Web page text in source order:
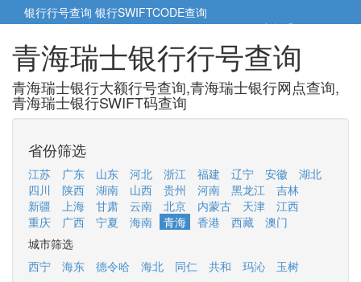
银行行号查询 银行SWIFTCODE查询
5cm小帮手5cm.cn
青海瑞士银行行号查询
青海瑞士银行大额行号查询,青海瑞士银行网点查询,
青海瑞士银行SWIFT码查询
省份筛选
江苏 广东 山东 河北 浙江 福建 辽宁 安徽
湖北
四川
陕西 湖南 山西 贵州 河南 黑龙江
吉林
新疆
上海 甘肃 云南 北京 内蒙古 天津
江西
重庆
广西 宁夏 海南 青海 香港 西藏
澳门
城市筛选
西宁
海东 德令哈 海北 同仁 共和 玛沁 玉树